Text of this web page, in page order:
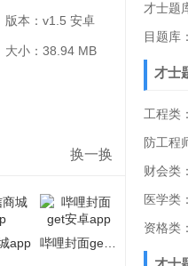
版本：v1.5 安卓
大小：38.94 MB
换一换
app
才士题
目题库
才士
工程类
防工程
财会类
医学类
资格类